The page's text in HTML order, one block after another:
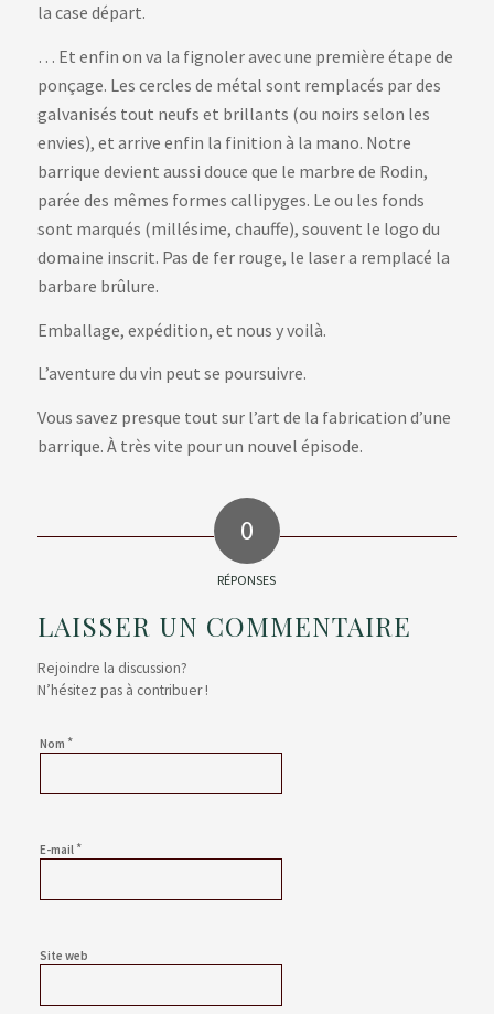
la case départ.
… Et enfin on va la fignoler avec une première étape de
ponçage. Les cercles de métal sont remplacés par des
galvanisés tout neufs et brillants (ou noirs selon les
envies), et arrive enfin la finition à la mano. Notre
barrique devient aussi douce que le marbre de Rodin,
parée des mêmes formes callipyges. Le ou les fonds
sont marqués (millésime, chauffe), souvent le logo du
domaine inscrit. Pas de fer rouge, le laser a remplacé la
barbare brûlure.
Emballage, expédition, et nous y voilà.
L’aventure du vin peut se poursuivre.
Vous savez presque tout sur l’art de la fabrication d’une
barrique. À très vite pour un nouvel épisode.
0
RÉPONSES
LAISSER UN COMMENTAIRE
Rejoindre la discussion?
N’hésitez pas à contribuer !
Nom *
E-mail *
Site web